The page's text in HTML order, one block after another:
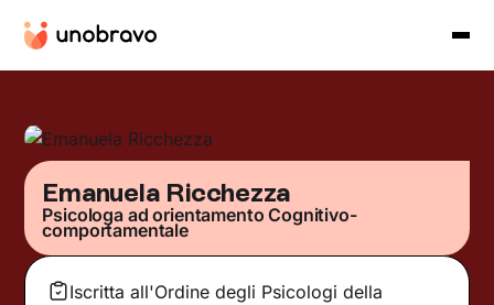
Emanuela Ricchezza
Psicologa ad orientamento Cognitivo-
comportamentale
Iscritta all'Ordine degli Psicologi della